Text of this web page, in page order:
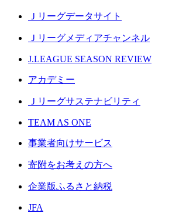
Ｊリーグデータサイト
Ｊリーグメディアチャンネル
J.LEAGUE SEASON REVIEW
アカデミー
Ｊリーグサステナビリティ
TEAM AS ONE
事業者向けサービス
寄附をお考えの方へ
企業版ふるさと納税
JFA